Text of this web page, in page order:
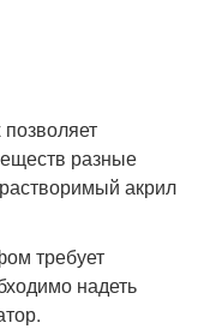
разные
акрил
требует
надеть